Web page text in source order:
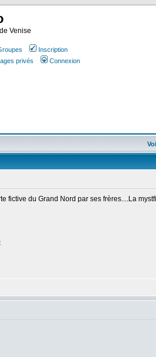
Venise
Inscription
privés Connexion
fictive du Grand Nord par ses frères....La